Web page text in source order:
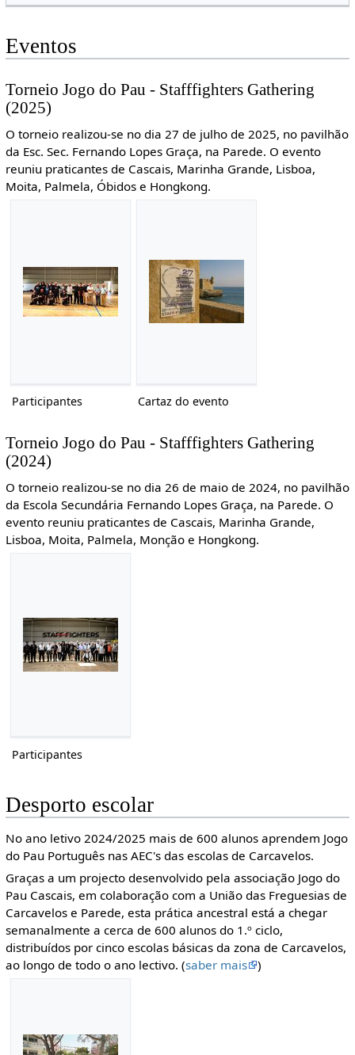
Eventos
Torneio Jogo do Pau - Stafffighters Gathering
(2025)
O torneio realizou-se no dia 27 de julho de 2025, no pavilhão
da Esc. Sec. Fernando Lopes Graça, na Parede. O evento
reuniu praticantes de Cascais, Marinha Grande, Lisboa,
Moita, Palmela, Óbidos e Hongkong.
Participantes Cartaz do evento
Torneio Jogo do Pau - Stafffighters Gathering
(2024)
O torneio realizou-se no dia 26 de maio de 2024, no pavilhão
da Escola Secundária Fernando Lopes Graça, na Parede. O
evento reuniu praticantes de Cascais, Marinha Grande,
Lisboa, Moita, Palmela, Monção e Hongkong.
Participantes
Desporto escolar
No ano letivo 2024/2025 mais de 600 alunos aprendem Jogo
do Pau Português nas AEC's das escolas de Carcavelos.
Graças a um projecto desenvolvido pela associação Jogo do
Pau Cascais, em colaboração com a União das Freguesias de
Carcavelos e Parede, esta prática ancestral está a chegar
semanalmente a cerca de 600 alunos do 1.º ciclo,
distribuídos por cinco escolas básicas da zona de Carcavelos,
ao longo de todo o ano lectivo. (saber mais )